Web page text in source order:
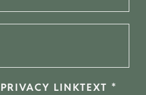
PRIVACY LINKTEXT *